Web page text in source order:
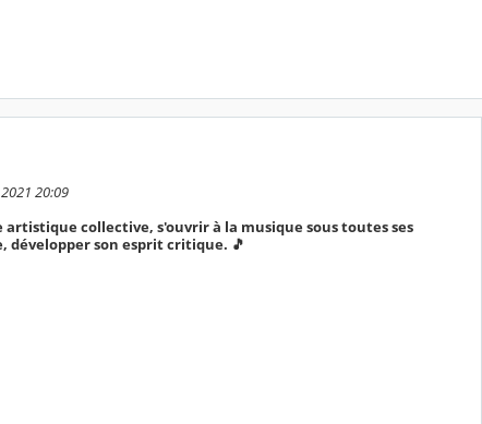
20:09
artistique collective, s'ouvrir à la musique sous toutes ses
développer son esprit critique. 🎵